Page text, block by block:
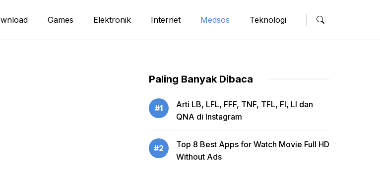
Games Elektronik Internet Medsos Teknologi
Paling Banyak Dibaca
#1
Arti LB, LFL, FFF, TNF, TFL, FI, LI dan
QNA di Instagram
#2
Top 8 Best Apps for Watch Movie Full HD
Without Ads